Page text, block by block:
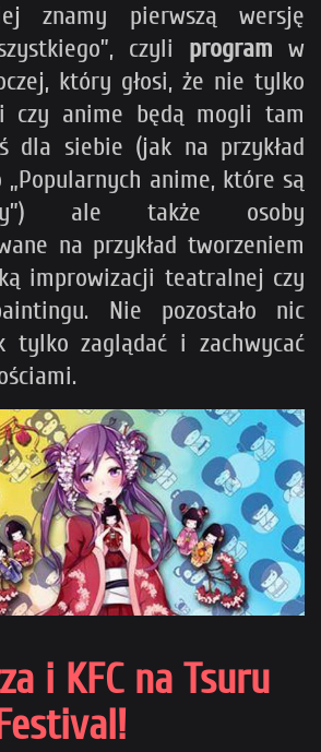
znamy pierwszą wersję
czyli program w
który głosi, że nie tylko
czy anime będą mogli tam
dla siebie (jak na przykład
anime, które są
ale także osoby
na przykład tworzeniem
improwizacji teatralnej czy
Nie pozostało nic
tylko zaglądać i zachwycać
i KFC na Tsuru